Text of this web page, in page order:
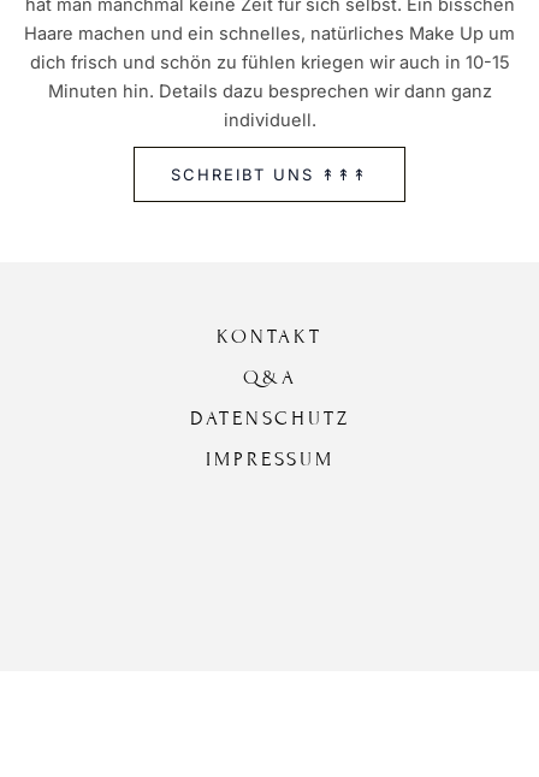
hat man manchmal keine Zeit für sich selbst. Ein bisschen
Haare machen und ein schnelles, natürliches Make Up um
dich frisch und schön zu fühlen kriegen wir auch in 10-15
Minuten hin. Details dazu besprechen wir dann ganz
individuell.
SCHREIBT UNS ↟↟↟
KONTAKT
Q&A
DATENSCHUTZ
IMPRESSUM